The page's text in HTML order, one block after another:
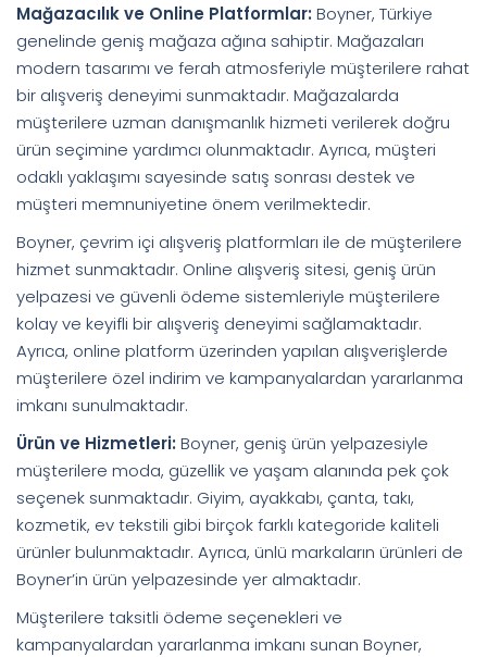
Mağazacılık ve Online Platformlar: Boyner, Türkiye
genelinde geniş mağaza ağına sahiptir. Mağazaları
modern tasarımı ve ferah atmosferiyle müşterilere rahat
bir alışveriş deneyimi sunmaktadır. Mağazalarda
müşterilere uzman danışmanlık hizmeti verilerek doğru
ürün seçimine yardımcı olunmaktadır. Ayrıca, müşteri
odaklı yaklaşımı sayesinde satış sonrası destek ve
müşteri memnuniyetine önem verilmektedir.
Boyner, çevrim içi alışveriş platformları ile de müşterilere
hizmet sunmaktadır. Online alışveriş sitesi, geniş ürün
yelpazesi ve güvenli ödeme sistemleriyle müşterilere
kolay ve keyifli bir alışveriş deneyimi sağlamaktadır.
Ayrıca, online platform üzerinden yapılan alışverişlerde
müşterilere özel indirim ve kampanyalardan yararlanma
imkanı sunulmaktadır.
Ürün ve Hizmetleri: Boyner, geniş ürün yelpazesiyle
müşterilere moda, güzellik ve yaşam alanında pek çok
seçenek sunmaktadır. Giyim, ayakkabı, çanta, takı,
kozmetik, ev tekstili gibi birçok farklı kategoride kaliteli
ürünler bulunmaktadır. Ayrıca, ünlü markaların ürünleri de
Boyner’in ürün yelpazesinde yer almaktadır.
Müşterilere taksitli ödeme seçenekleri ve
kampanyalardan yararlanma imkanı sunan Boyner,